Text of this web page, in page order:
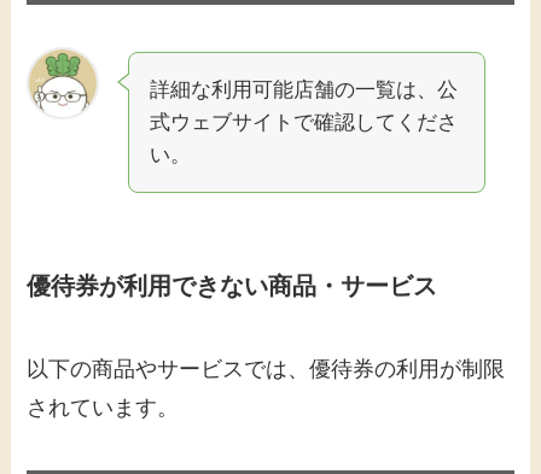
詳細な利用可能店舗の一覧は、公
式ウェブサイトで確認してくださ
い。​
優待券が利用できない商品・サービス
以下の商品やサービスでは、優待券の利用が制限
されています。​